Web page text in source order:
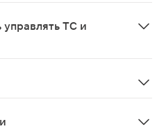
управлять ТС и